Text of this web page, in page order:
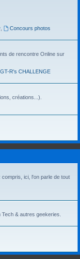
,
Concours photos
de rencontre Online sur
R's CHALLENGE
créations...).
compris, ici, l'on parle de tout
& autres geekeries.